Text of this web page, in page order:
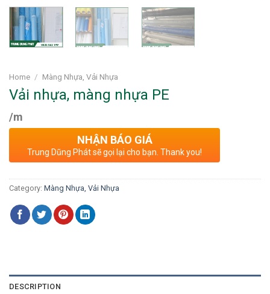
Home / Màng Nhựa, Vải Nhựa
Vải nhựa, màng nhựa PE
/m
NHẬN BÁO GIÁ
Trung Dũng Phát sẽ gọi lại cho bạn. Thank you!
Category: Màng Nhựa, Vải Nhựa
DESCRIPTION